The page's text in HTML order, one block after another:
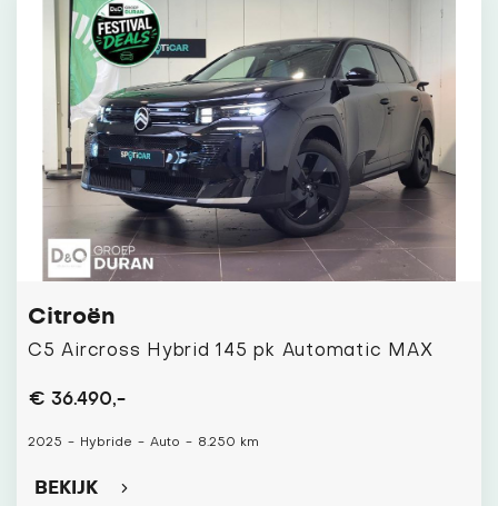
Citroën
C5 Aircross Hybrid 145 pk Automatic MAX
€ 36.490,-
2025 - Hybride - Auto - 8.250 km
BEKIJK